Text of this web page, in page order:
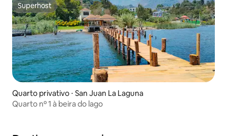
Superhost
Superhost
Quarto privativo ⋅ San Juan La Laguna
Quarto nº 1 à beira do lago